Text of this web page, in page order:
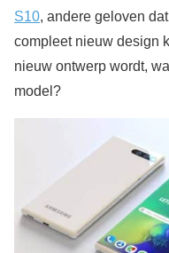
S10, andere geloven
compleet nieuw design
nieuw ontwerp wordt,
model?